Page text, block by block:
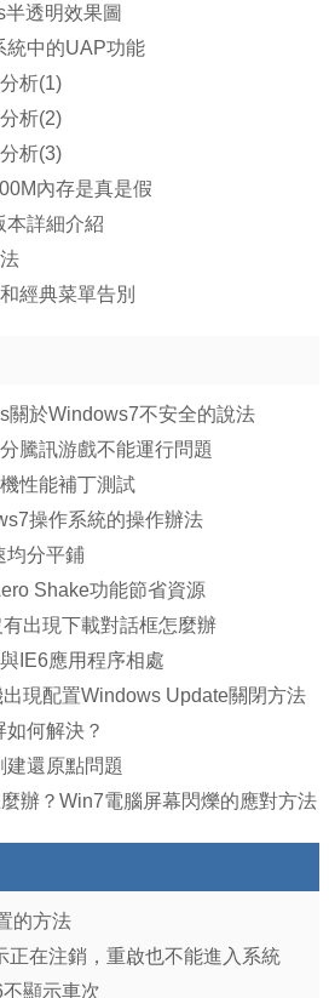
透明效果圖
統中的UAP功能
析(1)
析(2)
析(3)
內存是真是假
本詳細介紹
經典菜單告別
關於Windows7不安全的說法
騰訊游戲不能運行問題
性能補丁測試
操作系統的操作辦法
均分平鋪
Shake功能節省資源
出現下載對話框怎麼辦
IE6應用程序相處
現配置Windows Update關閉方法
何解決？
還原點問題
辦？Win7電腦屏幕閃爍的應對方法
的方法
正在注銷，重啟也不能進入系統
顯示車次